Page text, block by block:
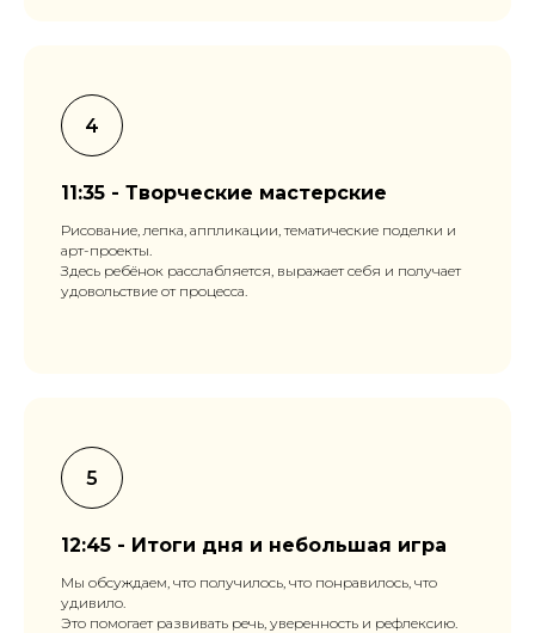
11:35 - Творческие мастерские
Рисование, лепка, аппликации, тематические поделки и
арт-проекты.
Здесь ребёнок расслабляется, выражает себя и получает
удовольствие от процесса.
12:45 - Итоги дня и небольшая игра
Мы обсуждаем, что получилось, что понравилось, что
удивило.
Это помогает развивать речь, уверенность и рефлексию.